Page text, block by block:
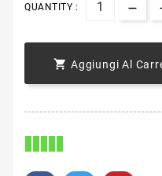
QUANTITY :
 Aggiungi Al